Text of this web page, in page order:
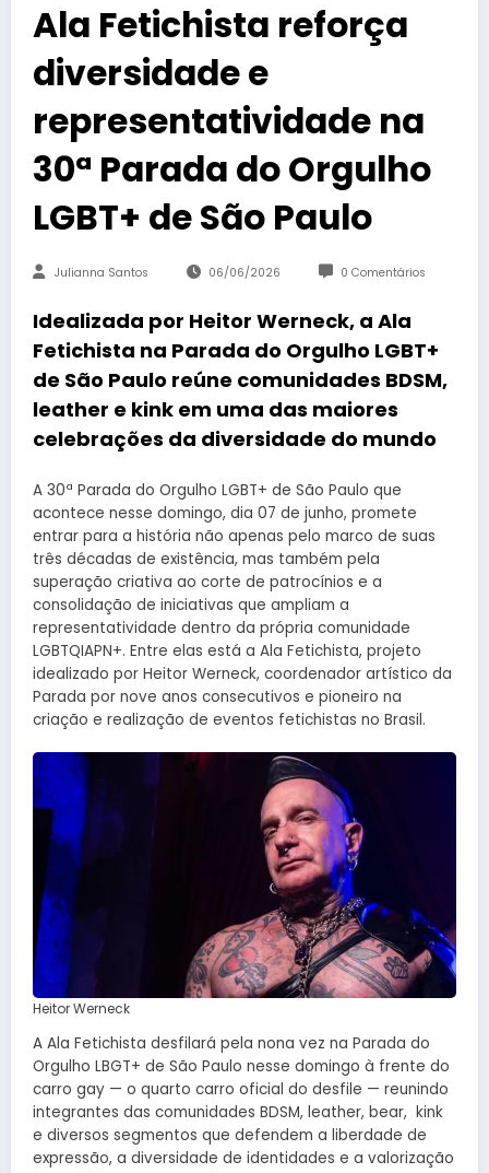
Ala Fetichista reforça
diversidade e
representatividade na
30ª Parada do Orgulho
LGBT+ de São Paulo
Julianna Santos 06/06/2026 0 Comentários
Idealizada por Heitor Werneck, a Ala
Fetichista na Parada do Orgulho LGBT+
de São Paulo reúne comunidades BDSM,
leather e kink em uma das maiores
celebrações da diversidade do mundo
A 30ª Parada do Orgulho LGBT+ de São Paulo que
acontece nesse domingo, dia 07 de junho, promete
entrar para a história não apenas pelo marco de suas
três décadas de existência, mas também pela
superação criativa ao corte de patrocínios e a
consolidação de iniciativas que ampliam a
representatividade dentro da própria comunidade
LGBTQIAPN+. Entre elas está a Ala Fetichista, projeto
idealizado por Heitor Werneck, coordenador artístico da
Parada por nove anos consecutivos e pioneiro na
criação e realização de eventos fetichistas no Brasil.
Heitor Werneck
A Ala Fetichista desfilará pela nona vez na Parada do
Orgulho LBGT+ de São Paulo nesse domingo à frente do
carro gay — o quarto carro oficial do desfile — reunindo
integrantes das comunidades BDSM, leather, bear, kink
e diversos segmentos que defendem a liberdade de
expressão, a diversidade de identidades e a valorização